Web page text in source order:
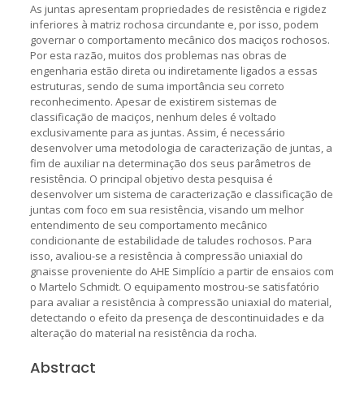
As juntas apresentam propriedades de resistência e rigidez
inferiores à matriz rochosa circundante e, por isso, podem
governar o comportamento mecânico dos maciços rochosos.
Por esta razão, muitos dos problemas nas obras de
engenharia estão direta ou indiretamente ligados a essas
estruturas, sendo de suma importância seu correto
reconhecimento. Apesar de existirem sistemas de
classificação de maciços, nenhum deles é voltado
exclusivamente para as juntas. Assim, é necessário
desenvolver uma metodologia de caracterização de juntas, a
fim de auxiliar na determinação dos seus parâmetros de
resistência. O principal objetivo desta pesquisa é
desenvolver um sistema de caracterização e classificação de
juntas com foco em sua resistência, visando um melhor
entendimento de seu comportamento mecânico
condicionante de estabilidade de taludes rochosos. Para
isso, avaliou-se a resistência à compressão uniaxial do
gnaisse proveniente do AHE Simplício a partir de ensaios com
o Martelo Schmidt. O equipamento mostrou-se satisfatório
para avaliar a resistência à compressão uniaxial do material,
detectando o efeito da presença de descontinuidades e da
alteração do material na resistência da rocha.
Abstract